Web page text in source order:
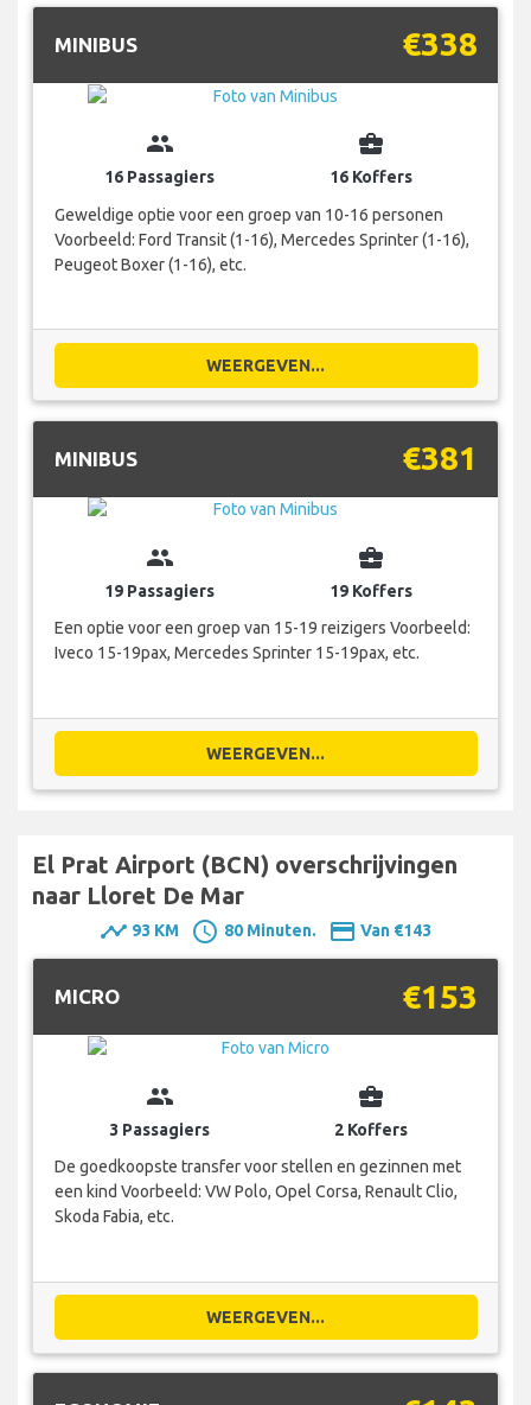
MINIBUS €338
group
16 Passagiers
business_center
16 Koffers
Geweldige optie voor een groep van 10-16 personen
Voorbeeld: Ford Transit (1-16), Mercedes Sprinter (1-16),
Peugeot Boxer (1-16), etc.
WEERGEVEN...
MINIBUS €381
group
19 Passagiers
business_center
19 Koffers
Een optie voor een groep van 15-19 reizigers Voorbeeld:
Iveco 15-19pax, Mercedes Sprinter 15-19pax, etc.
WEERGEVEN...
El Prat Airport (BCN) overschrijvingen
naar Lloret De Mar
timeline 93 KM schedule 80 Minuten. payment Van €143
MICRO €153
group
3 Passagiers
business_center
2 Koffers
De goedkoopste transfer voor stellen en gezinnen met
een kind Voorbeeld: VW Polo, Opel Corsa, Renault Clio,
Skoda Fabia, etc.
WEERGEVEN...